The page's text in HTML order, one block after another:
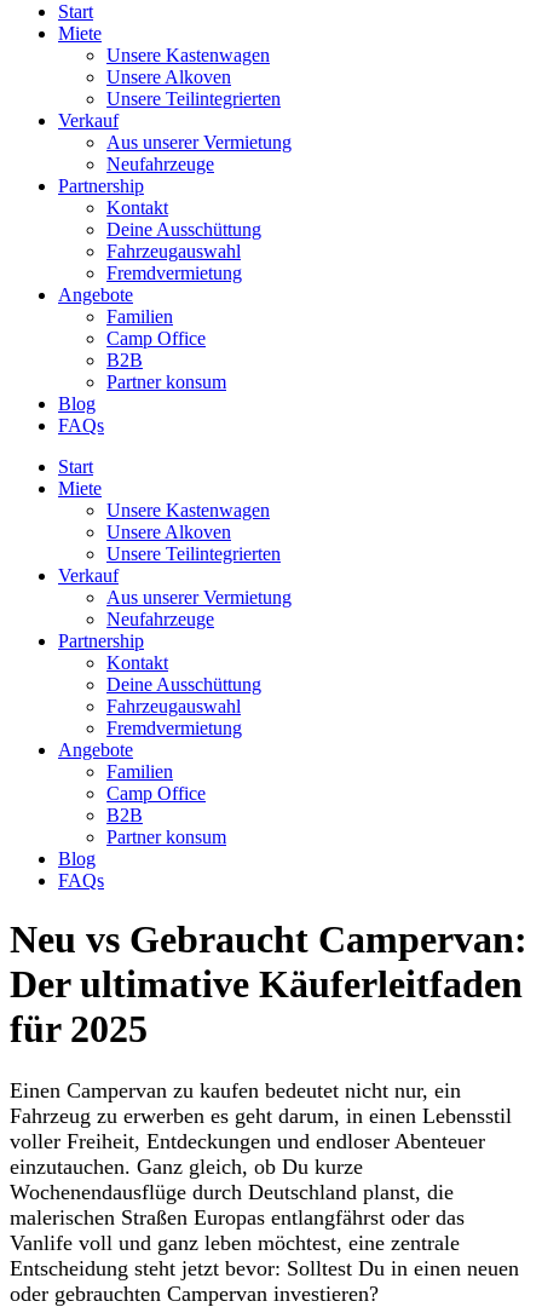
Start
Miete
Unsere Kastenwagen
Unsere Alkoven
Unsere Teilintegrierten
Verkauf
Aus unserer Vermietung
Neufahrzeuge
Partnership
Kontakt
Deine Ausschüttung
Fahrzeugauswahl
Fremdvermietung
Angebote
Familien
Camp Office
B2B
Partner konsum
Blog
FAQs
Start
Miete
Unsere Kastenwagen
Unsere Alkoven
Unsere Teilintegrierten
Verkauf
Aus unserer Vermietung
Neufahrzeuge
Partnership
Kontakt
Deine Ausschüttung
Fahrzeugauswahl
Fremdvermietung
Angebote
Familien
Camp Office
B2B
Partner konsum
Blog
FAQs
Neu vs Gebraucht Campervan:
Der ultimative Käuferleitfaden
für 2025
Einen Campervan zu kaufen bedeutet nicht nur, ein
Fahrzeug zu erwerben es geht darum, in einen Lebensstil
voller Freiheit, Entdeckungen und endloser Abenteuer
einzutauchen. Ganz gleich, ob Du kurze
Wochenendausflüge durch Deutschland planst, die
malerischen Straßen Europas entlangfährst oder das
Vanlife voll und ganz leben möchtest, eine zentrale
Entscheidung steht jetzt bevor: Solltest Du in einen neuen
oder gebrauchten Campervan investieren?